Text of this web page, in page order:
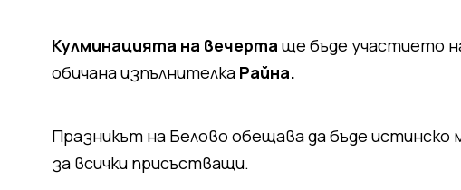
Кулминацията на вечерта ще бъде участието
обичана изпълнителка Райна.
Празникът на Белово обещава да бъде истинско
за всички присъстващи.